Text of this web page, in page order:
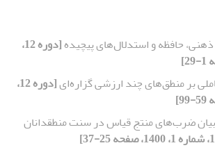
حافظه و استدلال‌های پیچیده
[دوره 12،
بر منطق‌های چند ارزشی گزاره‌ای
[دوره 12،
ضرب‌های منتج قیاس در سنت منطقدانان